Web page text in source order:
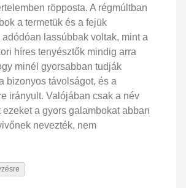
röpposta. A régmúltban
a termetük és a fejük
lassúbbak voltak, mint a
híres tenyésztők mindig arra
minél gyorsabban tudják
bizonyos távolságot, és a
irányult. Valójában csak a név
ezeket a gyors galambokat abban
nevezték, nem